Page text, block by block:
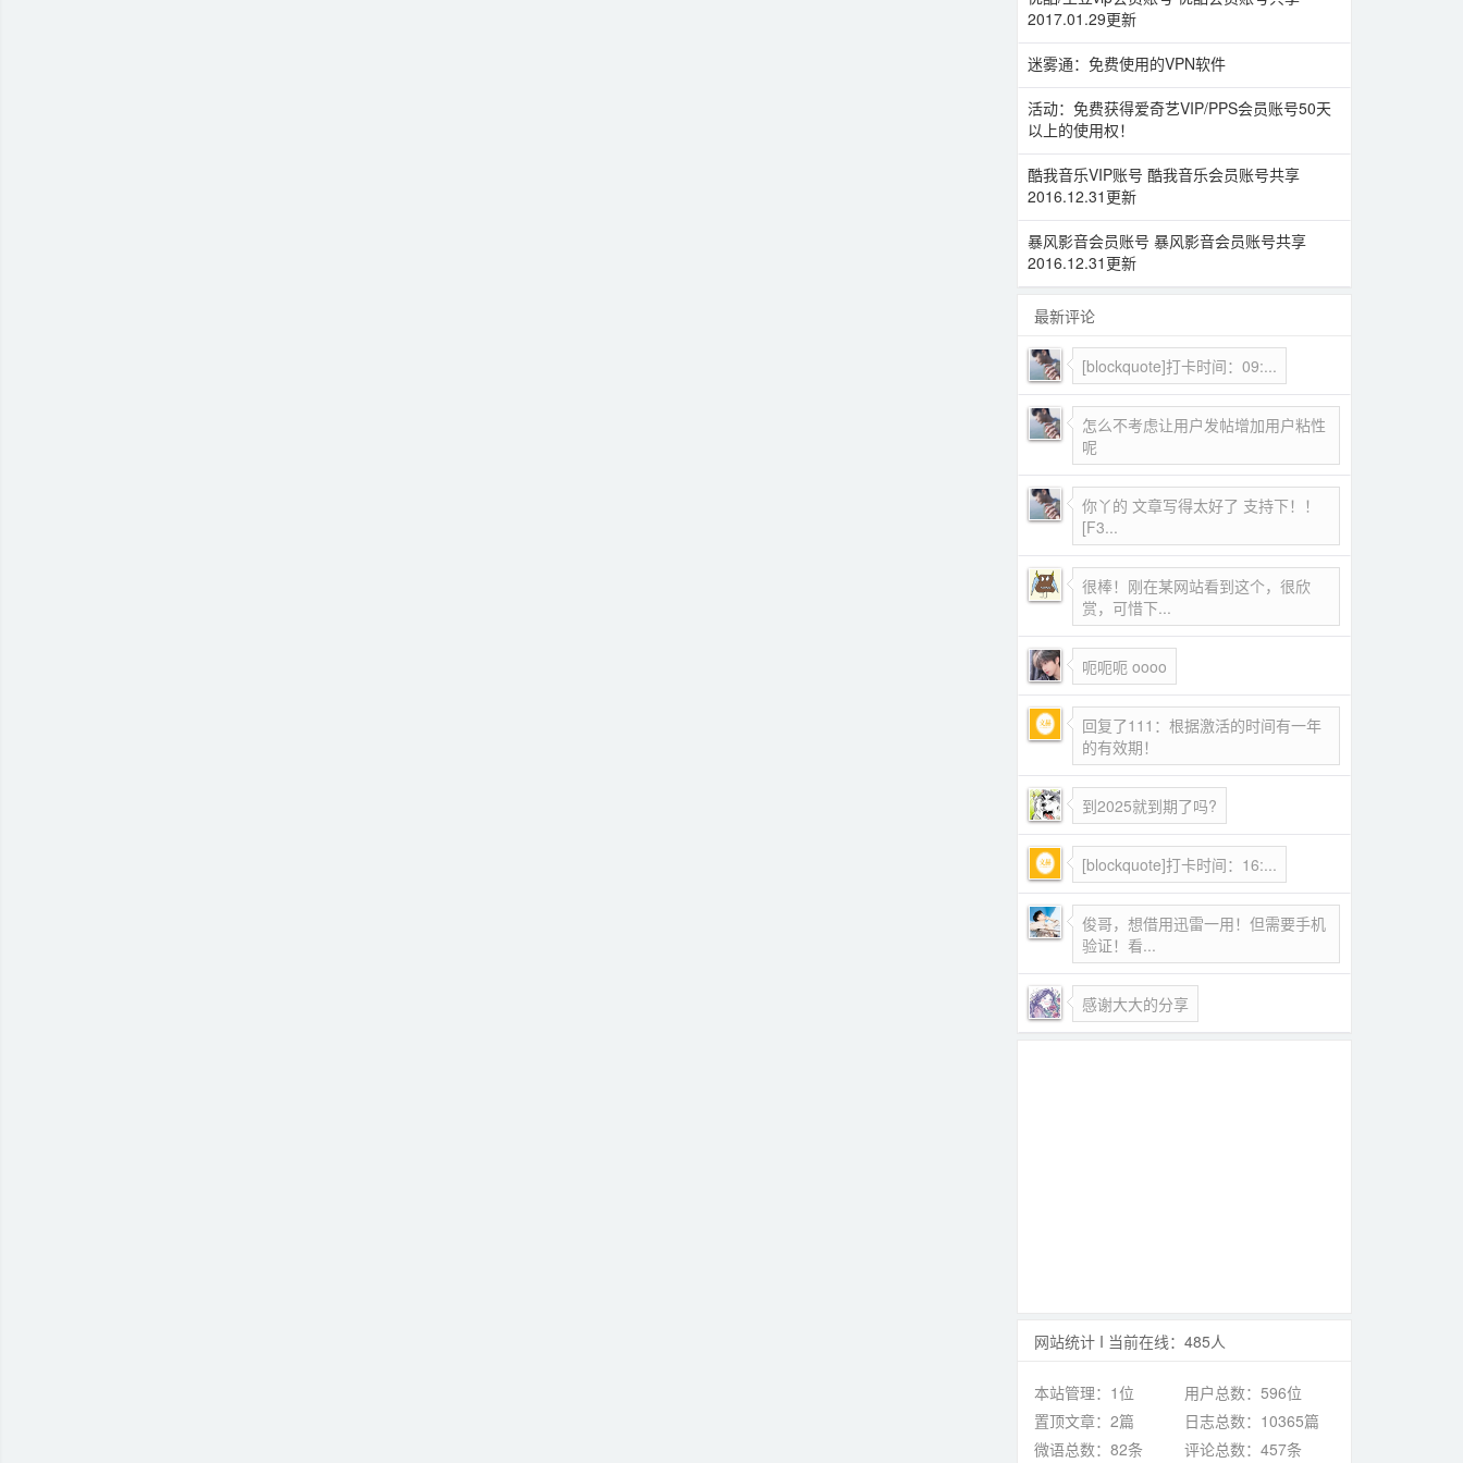
2017.01.29更新
迷雾通：免费使用的VPN软件
活动：免费获得爱奇艺VIP/PPS会员账号50天
以上的使用权！
酷我音乐VIP账号 酷我音乐会员账号共享
2016.12.31更新
暴风影音会员账号 暴风影音会员账号共享
2016.12.31更新
最新评论
[blockquote]打卡时间：09:...
怎么不考虑让用户发帖增加用户粘性
呢
你丫的 文章写得太好了 支持下！！
[F3...
很棒！刚在某网站看到这个，很欣
赏，可惜下...
呃呃呃 oooo
回复了111：根据激活的时间有一年
的有效期！
到2025就到期了吗?
[blockquote]打卡时间：16:...
俊哥，想借用迅雷一用！但需要手机
验证！看...
感谢大大的分享
网站统计 I 当前在线：485人
本站管理：1位
用户总数：596位
置顶文章：2篇
日志总数：10365篇
微语总数：82条
评论总数：457条